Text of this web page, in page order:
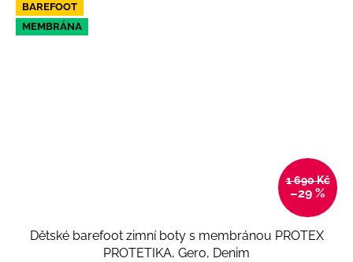
BAREFOOT
MEMBRÁNA
1 690 Kč
–29 %
Dětské barefoot zimní boty s membránou PROTEX
PROTETIKA, Gero, Denim